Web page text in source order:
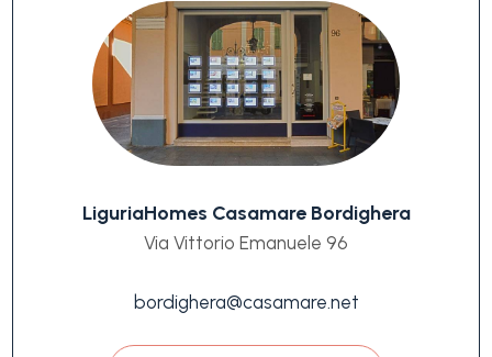
LiguriaHomes Casamare Bordighera
Via Vittorio Emanuele 96
bordighera@casamare.net